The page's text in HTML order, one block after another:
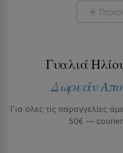
+
Γυαλιά
Δωρεάν
Για όλες τις παραγγελίες
50€ —